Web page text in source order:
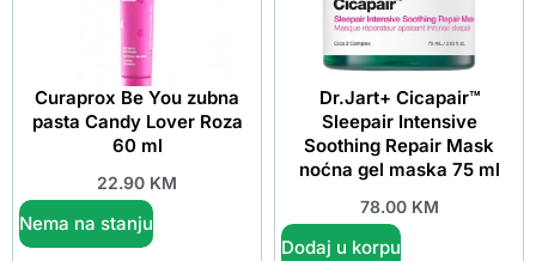
Curaprox Be You zubna
pasta Candy Lover Roza
60 ml
22.90 KM
Nema na stanju
Dr.Jart+ Cicapair™
Sleepair Intensive
Soothing Repair Mask
noćna gel maska 75 ml
78.00 KM
Dodaj u korpu